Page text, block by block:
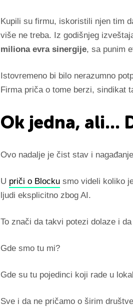
Kupili su firmu, iskoristili njen tim
više ne treba. Iz godišnjeg
miliona evra sinergije, sa punim
Istovremeno bi bilo nerazumno
Firma priča o tome berzi, sindikat
Ok jedna, ali...
Ovo nadalje je čist stav i
U priči o Blocku smo videli koliko
ljudi eksplicitno zbog AI.
To znači da takvi potezi dolaze i
Gde smo tu mi?
Gde su tu pojedinci koji rade u
Sve i da ne pričamo o širim